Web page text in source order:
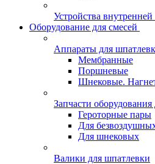
Устройства
Оборудование для смесей
Аппараты для
Мембранные
Поршневые
Шнековые.
Запчасти оборудования
Героторные пары
Для
Для шнековых
Валики для шпатлевки